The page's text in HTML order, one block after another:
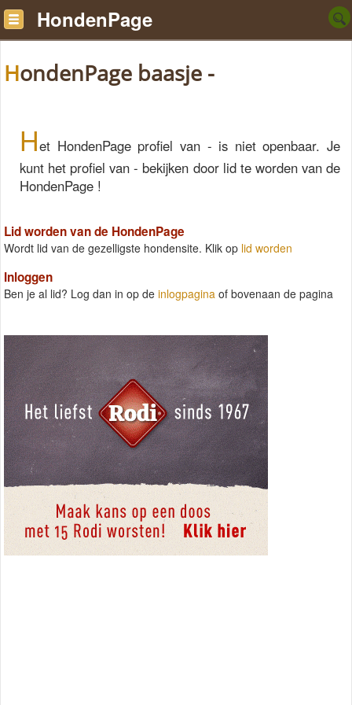
HondenPage
HondenPage baasje -
Het HondenPage profiel van - is niet openbaar. Je
kunt het profiel van - bekijken door lid te worden van de
HondenPage !
Lid worden van de HondenPage
Wordt lid van de gezelligste hondensite. Klik op lid worden
Inloggen
Ben je al lid? Log dan in op de inlogpagina of bovenaan de pagina